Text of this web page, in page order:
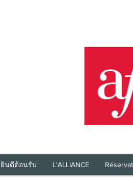
ยินดีต้อนรับ L'ALLIANCE